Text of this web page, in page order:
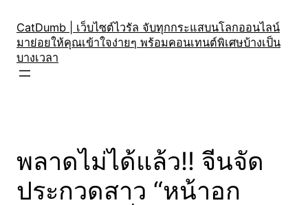
content
CatDumb | เว็บไซต์ไวรัล จับทุกกระแสบนโลกออนไลน์
มาย่อยให้คุณเข้าใจง่ายๆ พร้อมคอนเทนต์พิเศษบ้างเป็น
บางเวลา
พลาดไม่ได้แล้ว!! จีนจัด
ประกวดสาว “หน้าอก